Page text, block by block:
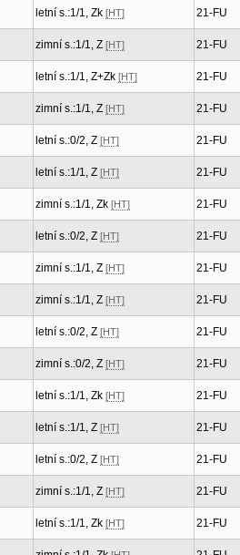
letní s.:1/1, Zk [HT] 21-FU
zimní s.:1/1, Z [HT] 21-FU
letní s.:1/1, Z+Zk [HT] 21-FU
zimní s.:1/1, Z [HT] 21-FU
letní s.:0/2, Z [HT] 21-FU
letní s.:1/1, Z [HT] 21-FU
zimní s.:1/1, Zk [HT] 21-FU
letní s.:0/2, Z [HT] 21-FU
zimní s.:1/1, Z [HT] 21-FU
zimní s.:1/1, Z [HT] 21-FU
letní s.:0/2, Z [HT] 21-FU
zimní s.:0/2, Z [HT] 21-FU
letní s.:1/1, Zk [HT] 21-FU
letní s.:1/1, Z [HT] 21-FU
letní s.:0/2, Z [HT] 21-FU
zimní s.:1/1, Z [HT] 21-FU
letní s.:1/1, Zk [HT] 21-FU